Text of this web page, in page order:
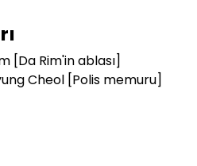
[Da Rim'in ablası]
Cheol [Polis memuru]